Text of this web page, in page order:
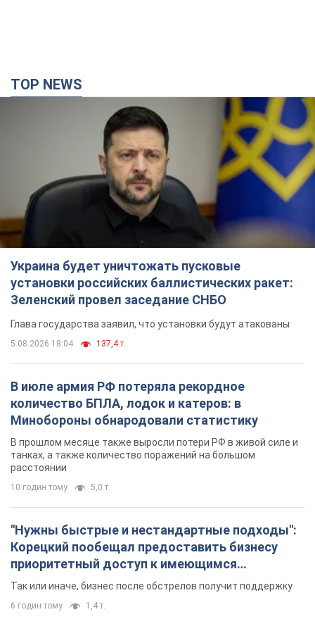
Украина будет уничтожать пусковые
установки российских баллистических ракет:
Зеленский провел заседание СНБО
Глава государства заявил, что установки будут атакованы
5.08.2026 18:04 137,4 т.
В июле армия РФ потеряла рекордное
количество БПЛА, лодок и катеров: в
Минобороны обнародовали статистику
В прошлом месяце также выросли потери РФ в живой силе и
расстоянии
10 годин тому 5,0 т.
"Нужны быстрые и нестандартные подходы":
Корецкий пообещал предоставить бизнесу
приоритетный доступ к имеющимся
складским помещениям
Так или иначе, бизнес после обстрелов получит поддержку
6 годин тому